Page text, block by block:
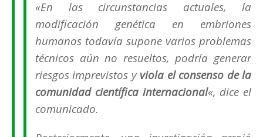
«En las circunstancias actuales, la
modificación genética en embriones
humanos todavía supone varios problemas
técnicos aún no resueltos, podría generar
riesgos imprevistos y viola el consenso de la
comunidad científica internacional«, dice el
comunicado.